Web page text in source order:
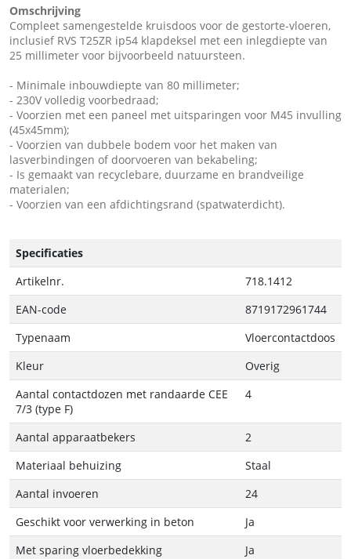
Omschrijving
Compleet samengestelde kruisdoos voor de gestorte-vloeren,
inclusief RVS T25ZR ip54 klapdeksel met een inlegdiepte van
25 millimeter voor bijvoorbeeld natuursteen.
- Minimale inbouwdiepte van 80 millimeter;
- 230V volledig voorbedraad;
- Voorzien met een paneel met uitsparingen voor M45 invulling
(45x45mm);
- Voorzien van dubbele bodem voor het maken van
lasverbindingen of doorvoeren van bekabeling;
- Is gemaakt van recyclebare, duurzame en brandveilige
materialen;
- Voorzien van een afdichtingsrand (spatwaterdicht).
Specificaties
Artikelnr.
718.1412
EAN-code
8719172961744
Typenaam
Vloercontactdoos
Kleur
Overig
Aantal contactdozen met randaarde CEE
7/3 (type F)
4
Aantal apparaatbekers
2
Materiaal behuizing
Staal
Aantal invoeren
24
Geschikt voor verwerking in beton
Ja
Met sparing vloerbedekking
Ja